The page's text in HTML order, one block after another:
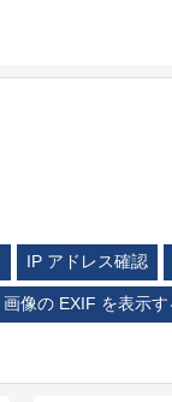
IP アドレス確認
画像の EXIF を表示す